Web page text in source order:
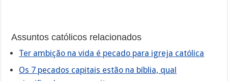
Assuntos católicos relacionados
Ter ambição na vida é pecado para igreja católica
Os 7 pecados capitais estão na bíblia, qual